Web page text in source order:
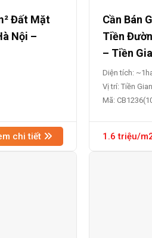
Đất Mặt
Nội –
chi tiết
Cần Bán
Tiền
– Tiền
Diện tích:
Vị trí: Tiền
Mã:
1.6 triệu/